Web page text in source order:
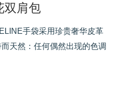
双肩包
手袋采用珍贵奢华皮革
天然：任何偶然出现的色调